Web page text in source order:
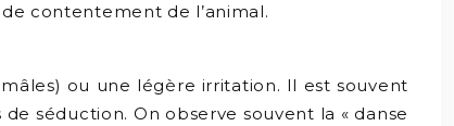
contentement de l’animal.
ou une légère irritation. Il est souvent
séduction. On observe souvent la « danse